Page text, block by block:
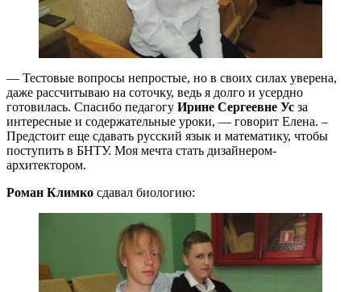
— Тестовые вопросы непростые, но в своих силах уверена,
даже рассчитываю на соточку, ведь я долго и усердно
готовилась. Спасибо педагогу Ирине Сергеевне Ус за
интересные и содержательные уроки, — говорит Елена. –
Предстоит еще сдавать русский язык и математику, чтобы
поступить в БНТУ. Моя мечта стать дизайнером-
архитектором.
Роман Климко сдавал биологию: